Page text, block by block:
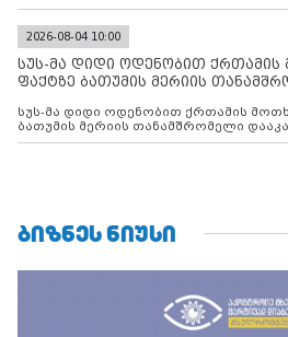
2026-08-04 10:00
სუს-მა დიდი ოდენობით ქრთამის
ფაქტზე ბათუმის მერიის
სუს-მა დიდი ოდენობით ქრთამის მოთხოვნისა და აღების ფაქტზე
ბათუმის მერიის თანამშრომელი
ᲑᲘᲖᲜᲔᲡ ᲜᲘᲣᲡᲘ